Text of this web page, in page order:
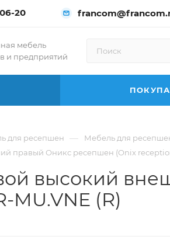
20
мебель
и предприятий
для ресепшен — Мебель для
правый Оникс ресепшен (Onix
высокий
MU.VNE (R)